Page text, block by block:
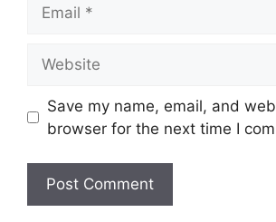
Save my name, email, and
browser for the next time I